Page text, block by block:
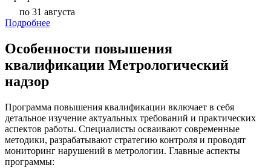
по 31 августа
Подробнее
Особенности повышения
квалификации Метрологический
надзор
Программа повышения квалификации включает в себя
детальное изучение актуальных требований и практических
аспектов работы. Специалисты осваивают современные
методики, разрабатывают стратегию контроля и проводят
мониторинг нарушений в метрологии. Главные аспекты
программы: